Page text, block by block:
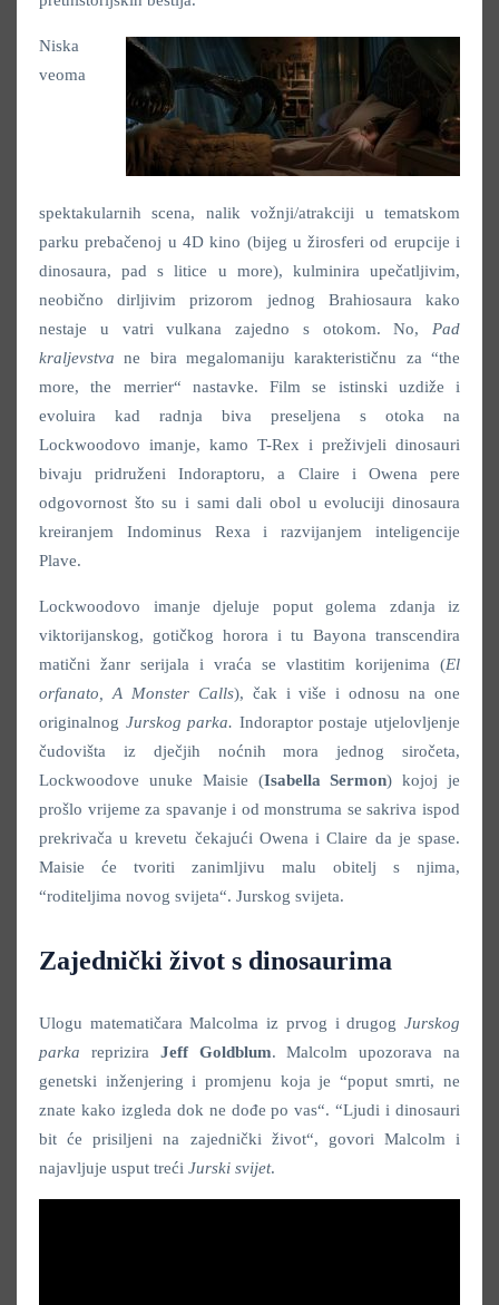
Niska
veoma
spektakularnih scena, nalik vožnji/atrakciji u tematskom
parku prebačenoj u 4D kino (bijeg u žirosferi od erupcije i
dinosaura, pad s litice u more), kulminira upečatljivim,
neobično dirljivim prizorom jednog Brahiosaura kako
nestaje u vatri vulkana zajedno s otokom. No, Pad
kraljevstva ne bira megalomaniju karakterističnu za “the
more, the merrier“ nastavke. Film se istinski uzdiže i
evoluira kad radnja biva preseljena s otoka na
Lockwoodovo imanje, kamo T-Rex i preživjeli dinosauri
bivaju pridruženi Indoraptoru, a Claire i Owena pere
odgovornost što su i sami dali obol u evoluciji dinosaura
kreiranjem Indominus Rexa i razvijanjem inteligencije
Plave.
Lockwoodovo imanje djeluje poput golema zdanja iz
viktorijanskog, gotičkog horora i tu Bayona transcendira
matični žanr serijala i vraća se vlastitim korijenima (El
orfanato, A Monster Calls), čak i više i odnosu na one
originalnog Jurskog parka. Indoraptor postaje utjelovljenje
čudovišta iz dječjih noćnih mora jednog siročeta,
Lockwoodove unuke Maisie (Isabella Sermon) kojoj je
prošlo vrijeme za spavanje i od monstruma se sakriva ispod
prekrivača u krevetu čekajući Owena i Claire da je spase.
Maisie će tvoriti zanimljivu malu obitelj s njima,
“roditeljima novog svijeta“. Jurskog svijeta.
Zajednički život s dinosaurima
Ulogu matematičara Malcolma iz prvog i drugog Jurskog
parka reprizira Jeff Goldblum. Malcolm upozorava na
genetski inženjering i promjenu koja je “poput smrti, ne
znate kako izgleda dok ne dođe po vas“. “Ljudi i dinosauri
bit će prisiljeni na zajednički život“, govori Malcolm i
najavljuje usput treći Jurski svijet.